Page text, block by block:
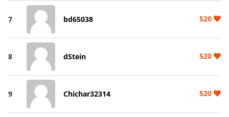
7 bd65038 520
8 dStein 520
9 Chichar32314 520